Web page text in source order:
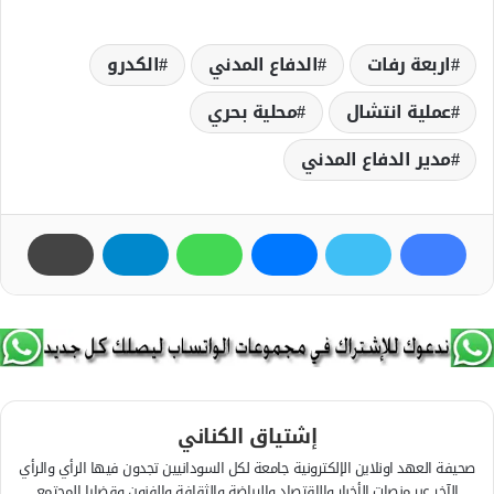
اربعة رفات الدفاع المدني
الكدرو
عملية انتشال
محلية بحري
مدير الدفاع المدني
إشتياق الكناني
صحيفة العهد اونلاين الإلكترونية جامعة لكل السودانيين تجدون فيها الرأي والرأي